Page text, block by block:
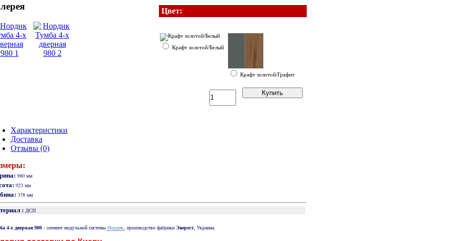
Цвет:
Крафт золотой/Белый
Крафт золотой/Графит
Купить
Характеристики
Доставка
Отзывы (0)
980 мм
923 мм
378 мм
: ДСП
4-х дверная 980 - элемент модульной системы Нордик , производство фабрики Эверест , Украина.